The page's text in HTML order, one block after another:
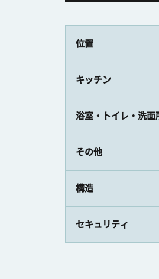
位置
キッチン
浴室・トイレ・洗面
その他
構造
セキュリティ